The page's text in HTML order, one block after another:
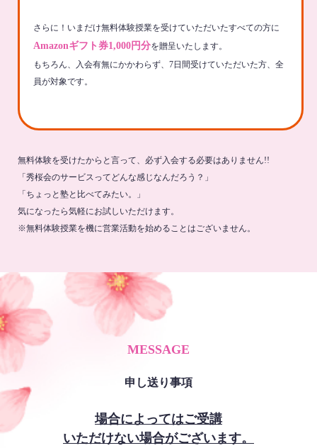
さらに！いまだけ無料体験授業を受けていただいたすべての方に
Amazonギフト券1,000円分を贈呈いたします。
もちろん、入会有無にかかわらず、7日間受けていただいた方、全
員が対象です。
無料体験を受けたからと言って、必ず入会する必要はありません!!
「秀桜会のサービスってどんな感じなんだろう？」
「ちょっと塾と比べてみたい。」
気になったら気軽にお試しいただけます。
※無料体験授業を機に営業活動を始めることはございません。
MESSAGE
申し送り事項
場合によってはご受講
いただけない場合がございます。